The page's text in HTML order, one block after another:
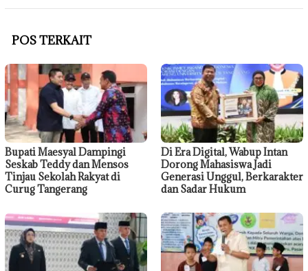
POS TERKAIT
Bupati Maesyal Dampingi
Seskab Teddy dan Mensos
Tinjau Sekolah Rakyat di
Curug Tangerang
Di Era Digital, Wabup Intan
Dorong Mahasiswa Jadi
Generasi Unggul, Berkarakter
dan Sadar Hukum